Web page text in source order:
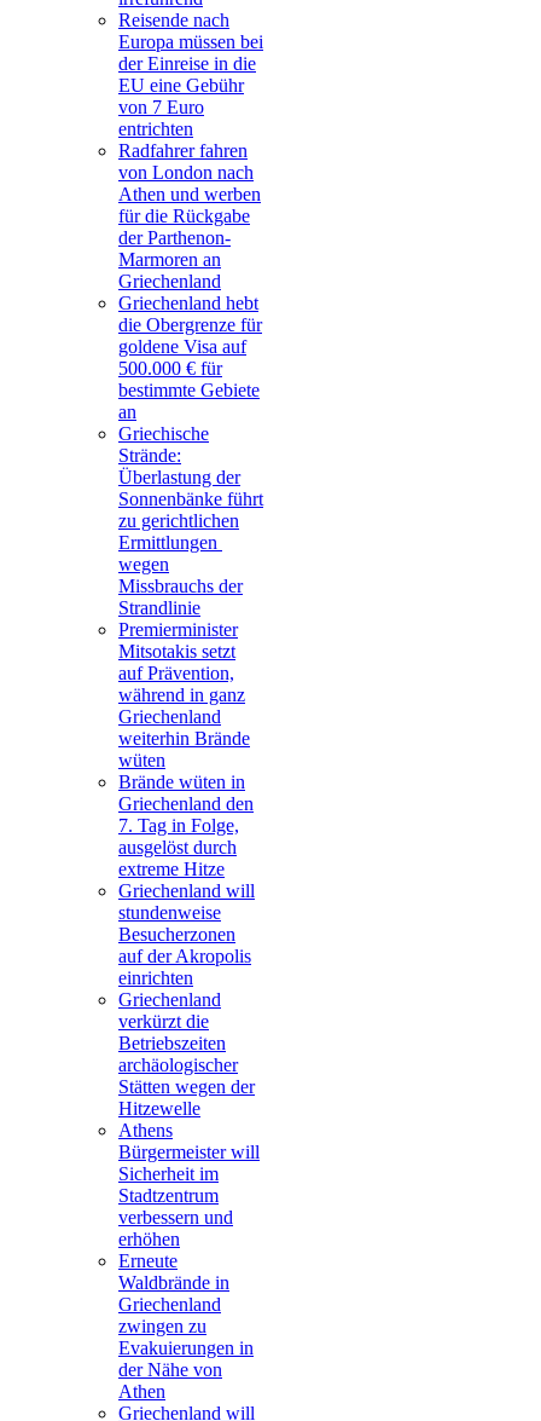
Reisende nach
Europa müssen bei
der Einreise in die
EU eine Gebühr
von 7 Euro
entrichten
Radfahrer fahren
von London nach
Athen und werben
für die Rückgabe
der Parthenon-
Marmoren an
Griechenland
Griechenland hebt
die Obergrenze für
goldene Visa auf
500.000 € für
bestimmte Gebiete
an
Griechische
Strände:
Überlastung der
Sonnenbänke führt
zu gerichtlichen
Ermittlungen
wegen
Missbrauchs der
Strandlinie
Premierminister
Mitsotakis setzt
auf Prävention,
während in ganz
Griechenland
weiterhin Brände
wüten
Brände wüten in
Griechenland den
7. Tag in Folge,
ausgelöst durch
extreme Hitze
Griechenland will
stundenweise
Besucherzonen
auf der Akropolis
einrichten
Griechenland
verkürzt die
Betriebszeiten
archäologischer
Stätten wegen der
Hitzewelle
Athens
Bürgermeister will
Sicherheit im
Stadtzentrum
verbessern und
erhöhen
Erneute
Waldbrände in
Griechenland
zwingen zu
Evakuierungen in
der Nähe von
Athen
Griechenland will